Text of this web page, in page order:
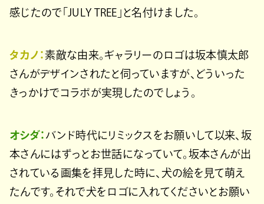
感じたので「JULY TREE」と名付けました。
タカノ：素敵な由来。ギャラリーのロゴは坂本慎太郎
さんがデザインされたと伺っていますが、どういった
きっかけでコラボが実現したのでしょう。
オシダ： バンド時代にリミックスをお願いして以来、坂
本さんにはずっとお世話になっていて。坂本さんが出
されている画集を拝見した時に、犬の絵を見て萌え
たんです。それで犬をロゴに入れてくださいとお願い